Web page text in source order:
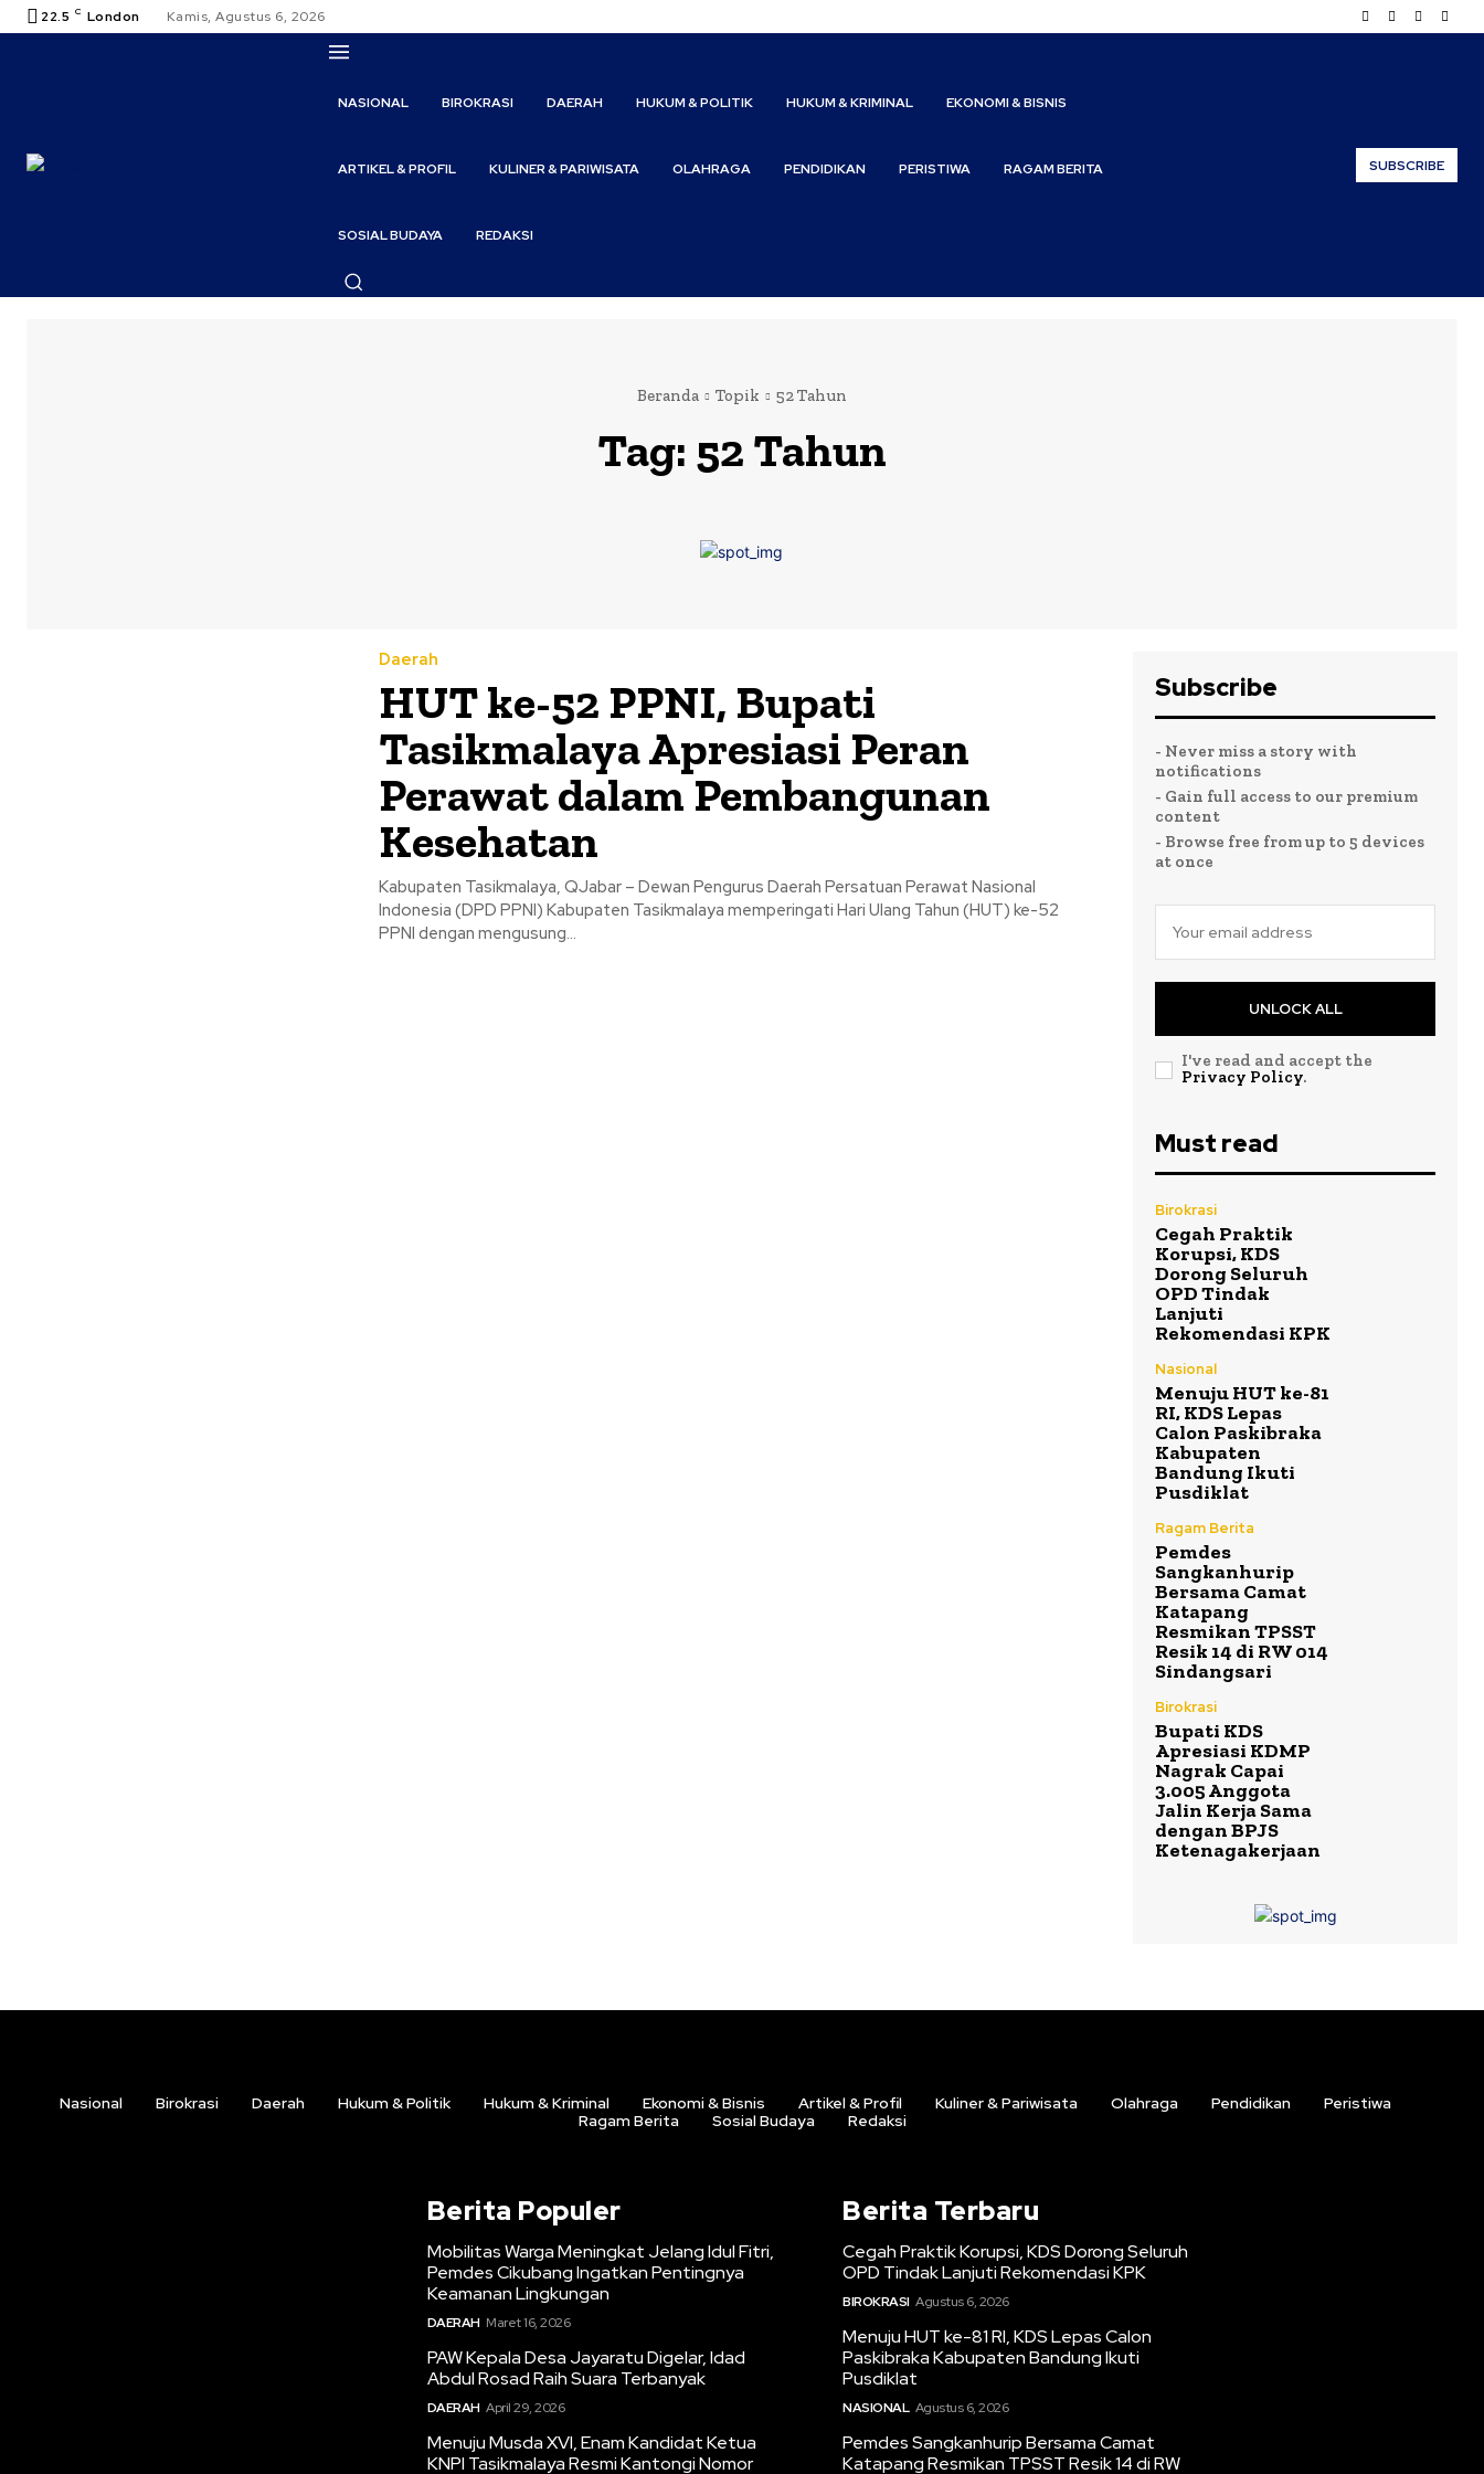
22.5 C London Kamis, Agustus 6, 2026
NASIONAL BIROKRASI DAERAH HUKUM & POLITIK HUKUM & KRIMINAL EKONOMI & BISNIS
ARTIKEL & PROFIL KULINER & PARIWISATA OLAHRAGA PENDIDIKAN PERISTIWA RAGAM BERITA
SOSIAL BUDAYA REDAKSI
SUBSCRIBE
Beranda Topik 52 Tahun
Tag: 52 Tahun
Daerah
HUT ke-52 PPNI, Bupati
Tasikmalaya Apresiasi Peran
Perawat dalam Pembangunan
Kesehatan
Kabupaten Tasikmalaya, QJabar – Dewan Pengurus Daerah Persatuan Perawat Nasional
Indonesia (DPD PPNI) Kabupaten Tasikmalaya memperingati Hari Ulang Tahun (HUT) ke-52
PPNI dengan mengusung...
Subscribe
- Never miss a story with
notifications
- Gain full access to our premium
content
- Browse free from up to 5 devices
at once
UNLOCK ALL
I've read and accept the
Privacy Policy.
Must read
Birokrasi
Cegah Praktik
Korupsi, KDS
Dorong Seluruh
OPD Tindak
Lanjuti
Rekomendasi KPK
Nasional
Menuju HUT ke-81
RI, KDS Lepas
Calon Paskibraka
Kabupaten
Bandung Ikuti
Pusdiklat
Ragam Berita
Pemdes
Sangkanhurip
Bersama Camat
Katapang
Resmikan TPSST
Resik 14 di RW 014
Sindangsari
Birokrasi
Bupati KDS
Apresiasi KDMP
Nagrak Capai
3.005 Anggota
Jalin Kerja Sama
dengan BPJS
Ketenagakerjaan
Nasional Birokrasi Daerah Hukum & Politik Hukum & Kriminal Ekonomi & Bisnis Artikel & Profil Kuliner & Pariwisata Olahraga Pendidikan
Peristiwa
Ragam Berita
Sosial Budaya Redaksi
Berita Populer
Mobilitas Warga Meningkat Jelang Idul Fitri,
Pemdes Cikubang Ingatkan Pentingnya
Keamanan Lingkungan
DAERAH Maret 16, 2026
PAW Kepala Desa Jayaratu Digelar, Idad
Abdul Rosad Raih Suara Terbanyak
DAERAH April 29, 2026
Menuju Musda XVI, Enam Kandidat Ketua
KNPI Tasikmalaya Resmi Kantongi Nomor
Berita Terbaru
Cegah Praktik Korupsi, KDS Dorong Seluruh
OPD Tindak Lanjuti Rekomendasi KPK
BIROKRASI Agustus 6, 2026
Menuju HUT ke-81 RI, KDS Lepas Calon
Paskibraka Kabupaten Bandung Ikuti
Pusdiklat
NASIONAL Agustus 6, 2026
Pemdes Sangkanhurip Bersama Camat
Katapang Resmikan TPSST Resik 14 di RW